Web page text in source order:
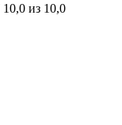
10,0 из 10,0